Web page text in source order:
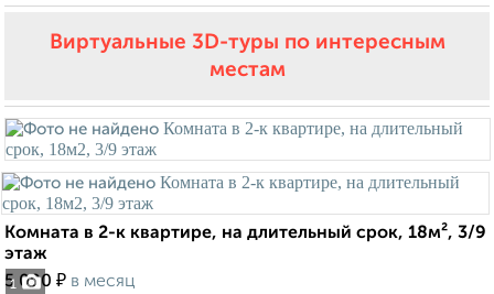
Виртуальные 3D-туры по интересным
местам
1
Комната в 2-к квартире, на длительный срок, 18м², 3/9
этаж
5 000 ₽ в месяц